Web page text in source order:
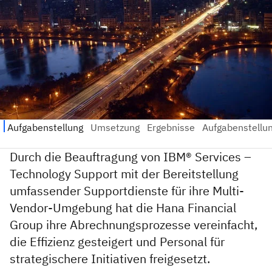
Durch die Beauftragung von IBM® Services –
Technology Support mit der Bereitstellung
umfassender Supportdienste für ihre Multi-
Vendor-Umgebung hat die Hana Financial
Group ihre Abrechnungsprozesse vereinfacht,
die Effizienz gesteigert und Personal für
strategischere Initiativen freigesetzt.